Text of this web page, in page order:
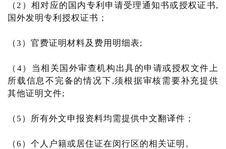
（2）相对应的国内专利申请受理通知书或授权证书,
国外发明专利授权证书；
（3）官费证明材料及费用明细表;
（4）当相关国外审查机构出具的申请或授权文件上
所载信息不完备的情况下,须根据审核需要补充提供
其他证明文件;
（5）所有外文申报资料均需提供中文翻译件；
（6）个人户籍或居住证在闵行区的相关证明。